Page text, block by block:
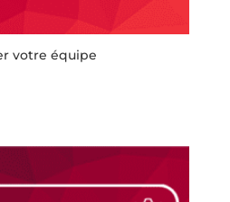
votre équipe